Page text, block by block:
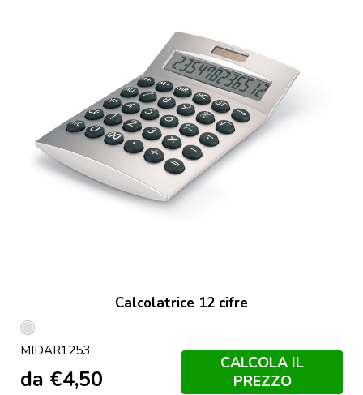
Calcolatrice 12 cifre
Argento
Opaco
MIDAR1253
da €4,50
CALCOLA IL
PREZZO